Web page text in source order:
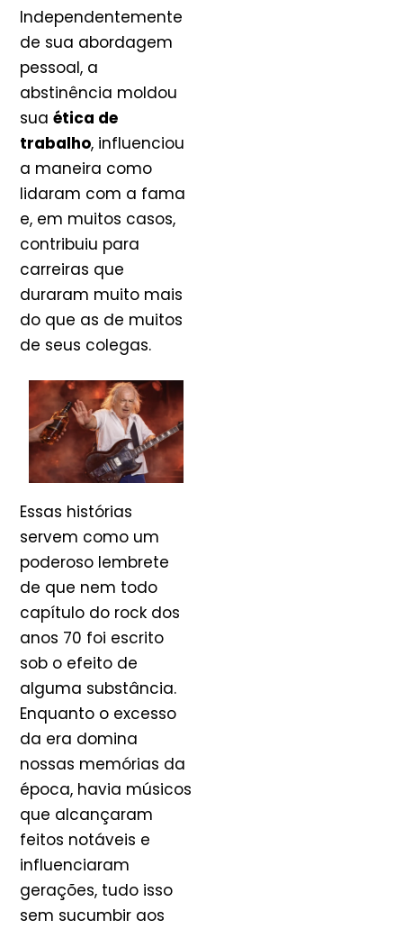
Independentemente
de sua abordagem
pessoal, a
abstinência moldou
sua ética de
trabalho, influenciou
a maneira como
lidaram com a fama
e, em muitos casos,
contribuiu para
carreiras que
duraram muito mais
do que as de muitos
de seus colegas.
Essas histórias
servem como um
poderoso lembrete
de que nem todo
capítulo do rock dos
anos 70 foi escrito
sob o efeito de
alguma substância.
Enquanto o excesso
da era domina
nossas memórias da
época, havia músicos
que alcançaram
feitos notáveis e
influenciaram
gerações, tudo isso
sem sucumbir aos